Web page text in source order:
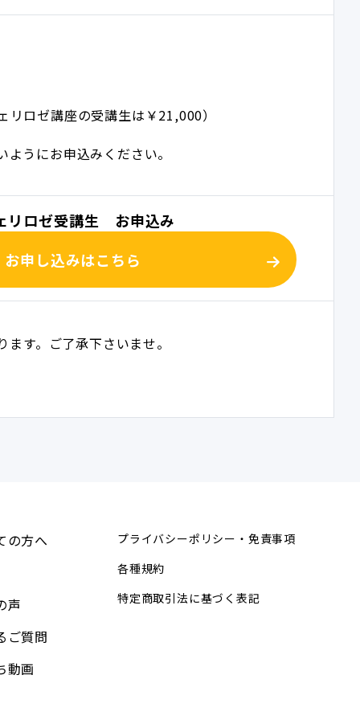
ロゼ講座の受講生は￥21,000）
うにお申込みください。
リロゼ受講生 お申込み
お申し込みはこちら
す。ご了承下さいませ。
の方へ
声
ご質問
動画
プライバシーポリシー・免責事項
各種規約
特定商取引法に基づく表記